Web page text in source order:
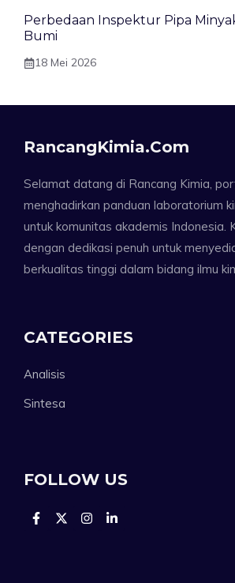
Perbedaan Inspektur Pipa
Bumi
18 Mei 2026
RancangKimia.com
Selamat datang di Rancang Kimia,
menghadirkan panduan laboratorium
untuk komunitas akademis Indonesia.
dengan dedikasi penuh untuk
berkualitas tinggi dalam bidang ilmu
CATEGORIES
Analisis
Sintesa
FOLLOW US